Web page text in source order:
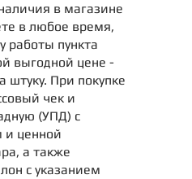
в магазине
в любое время,
работы пункта
выгодной цене -
штуку. При покупке
чек и
(УПД) с
и ценной
а также
с указанием